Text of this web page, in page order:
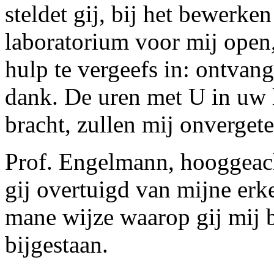
steldet gij, bij het
laboratorium voor mij
hulp te vergeefs in:
dank. De uren met U in
bracht, zullen mij
Prof. Engelmann,
gij overtuigd van mijne
mane wijze waarop gij mij
bijgestaan.